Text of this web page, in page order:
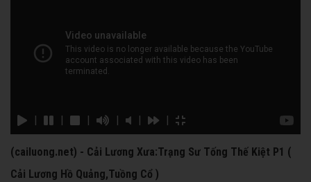
(cailuong.net) - Cải Lương Xưa:Trạng Sư Tống Thế Kiệt P1 (
Cải Lương Hồ Quảng,Tuồng Cổ )